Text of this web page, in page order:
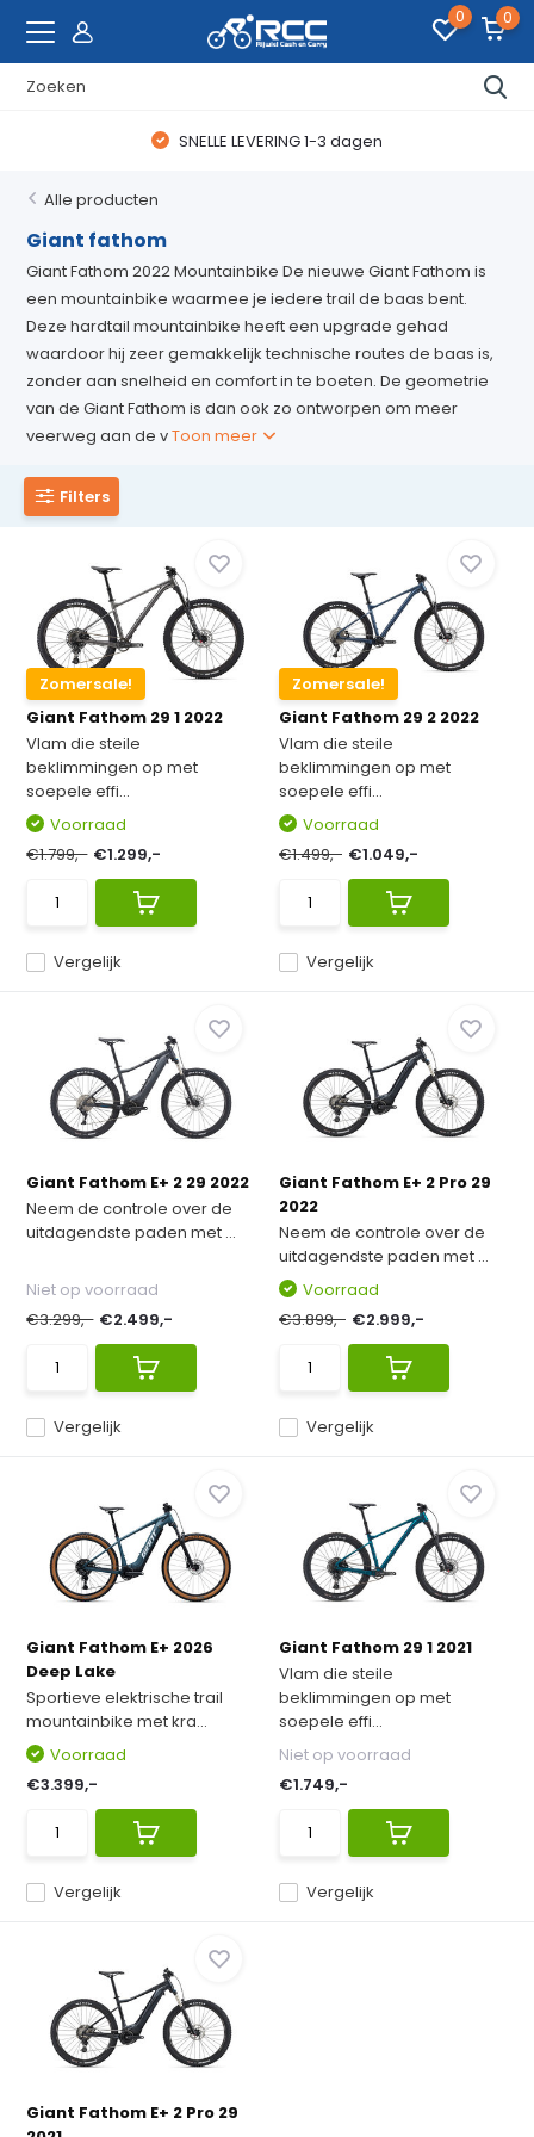
0 0
SNELLE LEVERING 1-3 dagen
Alle producten
Giant fathom
Giant Fathom 2022 Mountainbike De nieuwe Giant Fathom is
een mountainbike waarmee je iedere trail de baas bent.
Deze hardtail mountainbike heeft een upgrade gehad
waardoor hij zeer gemakkelijk technische routes de baas is,
zonder aan snelheid en comfort in te boeten. De geometrie
van de Giant Fathom is dan ook zo ontworpen om meer
veerweg aan de vToon meer
Filters
Zomersale!
Giant Fathom 29 1 2022
Vlam die steile
beklimmingen op met
soepele effi...
Vergelijk
Voorraad
€1.799,- €1.299,-
Zomersale!
Giant Fathom 29 2 2022
Vlam die steile
beklimmingen op met
soepele effi...
Vergelijk
Voorraad
€1.499,- €1.049,-
Giant Fathom E+ 2 29 2022
Neem de controle over de
uitdagendste paden met ...
Vergelijk
Niet op voorraad
€3.299,- €2.499,-
Giant Fathom E+ 2 Pro 29
2022
Neem de controle over de
uitdagendste paden met ...
Vergelijk
Voorraad
€3.899,- €2.999,-
Giant Fathom E+ 2026
Deep Lake
Sportieve elektrische trail
mountainbike met kra...
Vergelijk
Voorraad
€3.399,-
Giant Fathom 29 1 2021
Vlam die steile
beklimmingen op met
soepele effi...
Vergelijk
Niet op voorraad
€1.749,-
Giant Fathom E+ 2 Pro 29